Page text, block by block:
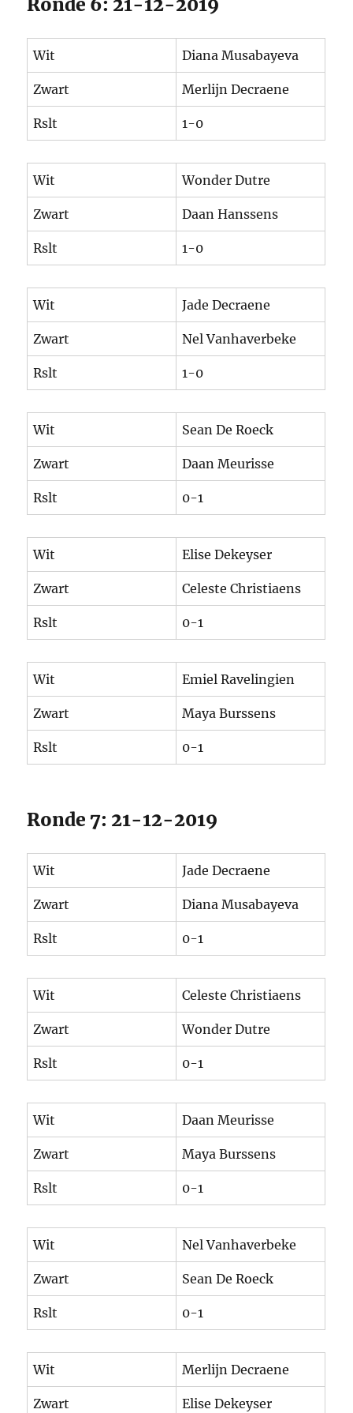
Wit Diana Musabayeva
Zwart Merlijn Decraene
Rslt 1-0
Wit Wonder Dutre
Zwart Daan Hanssens
Rslt 1-0
Wit Jade Decraene
Zwart Nel Vanhaverbeke
Rslt 1-0
Wit Sean De Roeck
Zwart Daan Meurisse
Rslt 0-1
Wit Elise Dekeyser
Zwart Celeste Christiaens
Rslt 0-1
Wit Emiel Ravelingien
Zwart Maya Burssens
Rslt 0-1
Ronde 7: 21-12-2019
Wit Jade Decraene
Zwart Diana Musabayeva
Rslt 0-1
Wit Celeste Christiaens
Zwart Wonder Dutre
Rslt 0-1
Wit Daan Meurisse
Zwart Maya Burssens
Rslt 0-1
Wit Nel Vanhaverbeke
Zwart Sean De Roeck
Rslt 0-1
Wit Merlijn Decraene
Zwart Elise Dekeyser